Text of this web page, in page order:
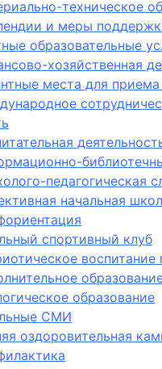
техническое
и меры
образовательные
хозяйственная
места для
педагогическая
начальная
спортивный клуб
образование
СМИ
оздоровительная